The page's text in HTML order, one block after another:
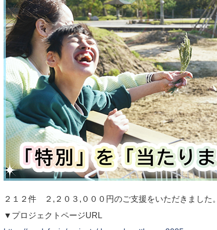
２１２件 ２,２０３,０００円のご支援をいただきました。
▼プロジェクトページURL